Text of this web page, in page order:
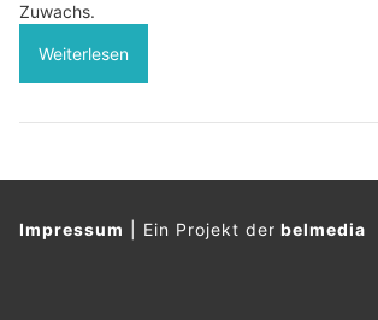
Zuwachs.
Weiterlesen
Impressum Ein Projekt derbelmedia